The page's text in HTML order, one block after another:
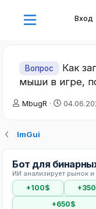
Вход
Вопрос
Как
мыши в игре,
А
о
е
м
ы
MbugR
Д
ч
а
л
а
ImGui
Бот для
ИИ анализирует рынок
+100$
+650$